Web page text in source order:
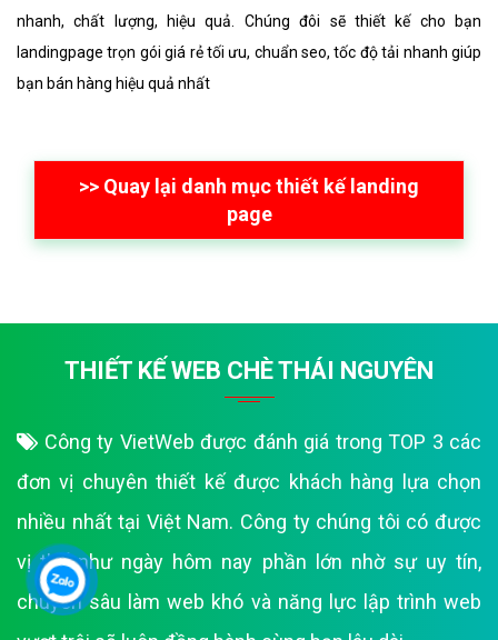
nhanh, chất lượng, hiệu quả. Chúng đôi sẽ thiết kế cho bạn
landingpage trọn gói giá rẻ tối ưu, chuẩn seo, tốc độ tải nhanh giúp
bạn bán hàng hiệu quả nhất
>> Quay lại danh mục thiết kế landing
page
THIẾT KẾ WEB CHÈ THÁI NGUYÊN
Công ty VietWeb được đánh giá trong TOP 3 các
đơn vị chuyên thiết kế được khách hàng lựa chọn
nhiều nhất tại Việt Nam. Công ty chúng tôi có được
vị thế như ngày hôm nay phần lớn nhờ sự uy tín,
chuyên sâu làm web khó và năng lực lập trình web